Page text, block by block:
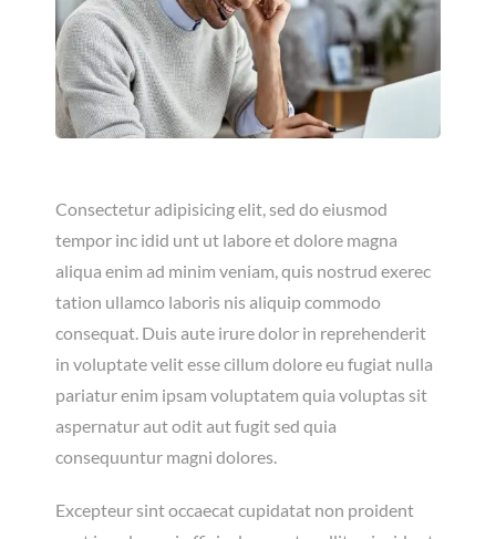
Consectetur adipisicing elit, sed do eiusmod
tempor inc idid unt ut labore et dolore magna
aliqua enim ad minim veniam, quis nostrud exerec
tation ullamco laboris nis aliquip commodo
consequat. Duis aute irure dolor in reprehenderit
in voluptate velit esse cillum dolore eu fugiat nulla
pariatur enim ipsam voluptatem quia voluptas sit
aspernatur aut odit aut fugit sed quia
consequuntur magni dolores.
Excepteur sint occaecat cupidatat non proident